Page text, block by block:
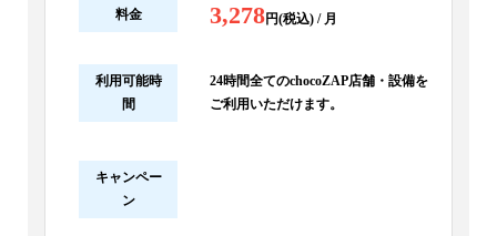
料金 3,278円(税込) / 月
利用可能時
間
24時間全てのchocoZAP店舗・設備を
ご利用いただけます。
キャンペー
ン